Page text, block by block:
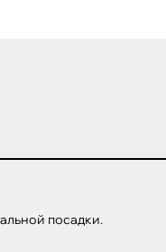
посадки.